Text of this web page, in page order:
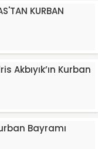
KURBAN
Akbıyık’ın Kurban
Bayramı